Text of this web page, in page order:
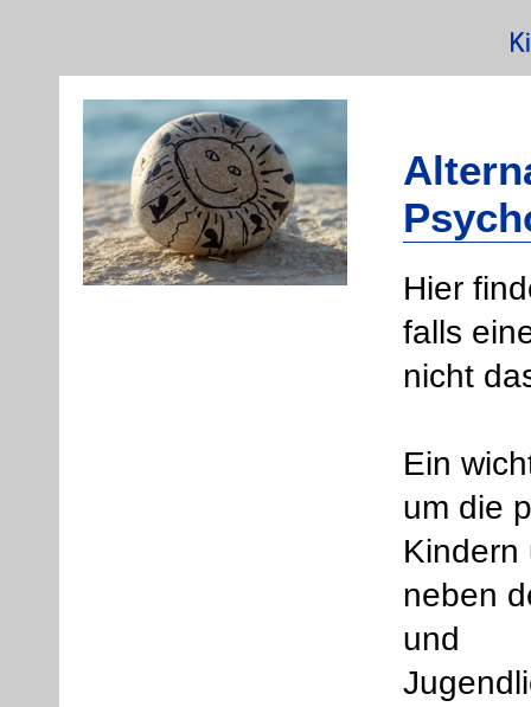
Hier
falls
nicht
Ein
um die
Kindern
neben
und